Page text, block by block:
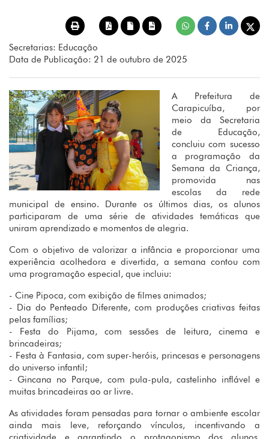
Secretarias: Educação
Data de Publicação: 21 de outubro de 2025
A Prefeitura de
Carapicuíba, por
meio da Secretaria
de Educação,
concluiu com sucesso
a programação da
Semana da Criança,
promovida nas
escolas da rede
municipal de ensino. Durante os últimos dias, os alunos
participaram de uma série de atividades temáticas que
uniram aprendizado e momentos de alegria.
Com o objetivo de valorizar a infância e proporcionar uma
experiência acolhedora e divertida, a semana contou com
uma programação especial, que incluiu:
- Cine Pipoca, com exibição de filmes animados;
- Dia do Penteado Diferente, com produções criativas feitas
pelas famílias;
- Festa do Pijama, com sessões de leitura, cinema e
brincadeiras;
- Festa à Fantasia, com super-heróis, princesas e personagens
do universo infantil;
- Gincana no Parque, com pula-pula, castelinho inflável e
muitas brincadeiras ao ar livre.
As atividades foram pensadas para tornar o ambiente escolar
ainda mais leve, reforçando vínculos, incentivando a